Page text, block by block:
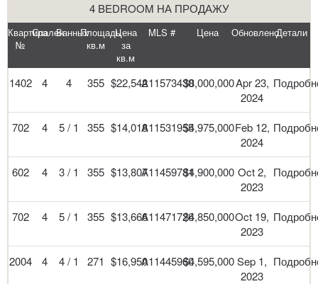
4 BEDROOM НА ПРОДАЖУ
Квартира
№
СпаленВанныхПлощадь
кв.м
Цена
за
кв.м
MLS # Цена ОбновленоДетали
1402 4 4 355 $22,542A11573430$8,000,000Apr 23,
2024
702 4 5 / 1 355 $14,018A11531955$4,975,000Feb 12,
2024
602 4 3 / 1 355 $13,807A11459781$4,900,000 Oct 2,
2023
702 4 5 / 1 355 $13,666A11471726$4,850,000Oct 19,
2023
2004 4 4 / 1 271 $16,950A11445960$4,595,000 Sep 1,
2023